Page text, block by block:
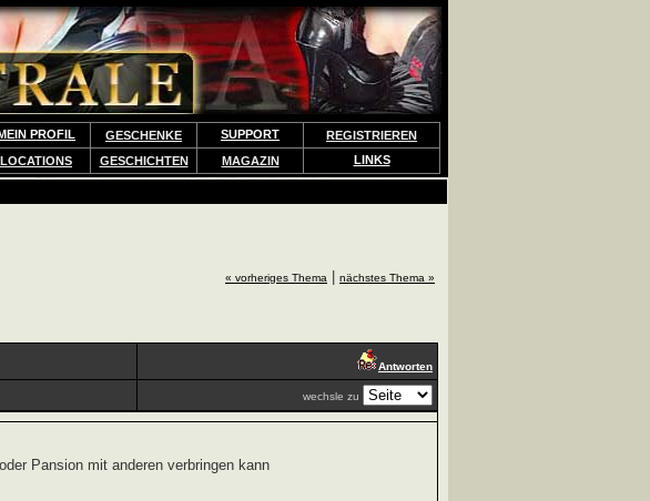
PROFIL GESCHENKE SUPPORT
REGISTRIEREN
LOCATIONS GESCHICHTEN MAGAZIN LINKS
« vorheriges Thema nächstes Thema »
Antworten
wechsle zu
Pansion mit anderen verbringen kann